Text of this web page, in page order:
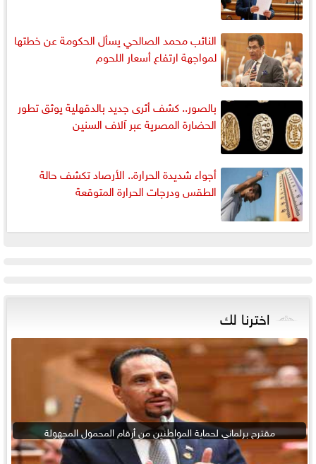
النائب محمد الصالحي يسأل الحكومة عن خطتها
لمواجهة ارتفاع أسعار اللحوم
بالصور.. كشف أثرى جديد بالدقهلية يوثق تطور
الحضارة المصرية عبر آلاف السنين
أجواء شديدة الحرارة.. الأرصاد تكشف حالة
الطقس ودرجات الحرارة المتوقعة
اخترنا لك
مقترح برلماني لحماية المواطنين من أرقام المحمول المجهولة